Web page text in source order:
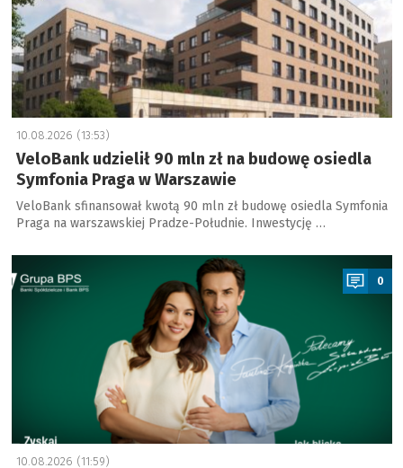
10.08.2026 (13:53)
VeloBank udzielił 90 mln zł na budowę osiedla
Symfonia Praga w Warszawie
VeloBank sfinansował kwotą 90 mln zł budowę osiedla Symfonia
Praga na warszawskiej Pradze-Południe. Inwestycję …
a
0
10.08.2026 (11:59)